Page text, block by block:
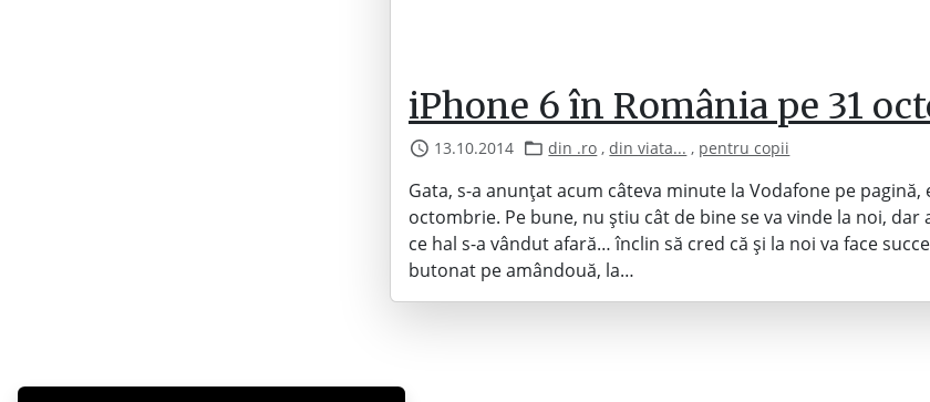
iPhone 6 în România pe 31
13.10.2014 din .ro ,din viata... , pentru copii
Gata, s-a anunțat acum câteva minute la Vodafone pe pagină,
octombrie. Pe bune, nu știu cât de bine se va vinde la noi, dar
ce hal s-a vândut afară… înclin să cred că și la noi va face
butonat pe amândouă, la…